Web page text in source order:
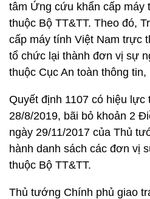
tâm Ứng cứu khẩn cấp máy
thuộc Bộ TT&TT. Theo đó,
cấp máy tính Việt Nam trực
tổ chức lại thành đơn vị sự
thuộc Cục An toàn thông tin,
Quyết định 1107 có hiệu lực
28/8/2019, bãi bỏ khoản 2
ngày 29/11/2017 của Thủ
hành danh sách các đơn vị
thuộc Bộ TT&TT.
Thủ tướng Chính phủ giao